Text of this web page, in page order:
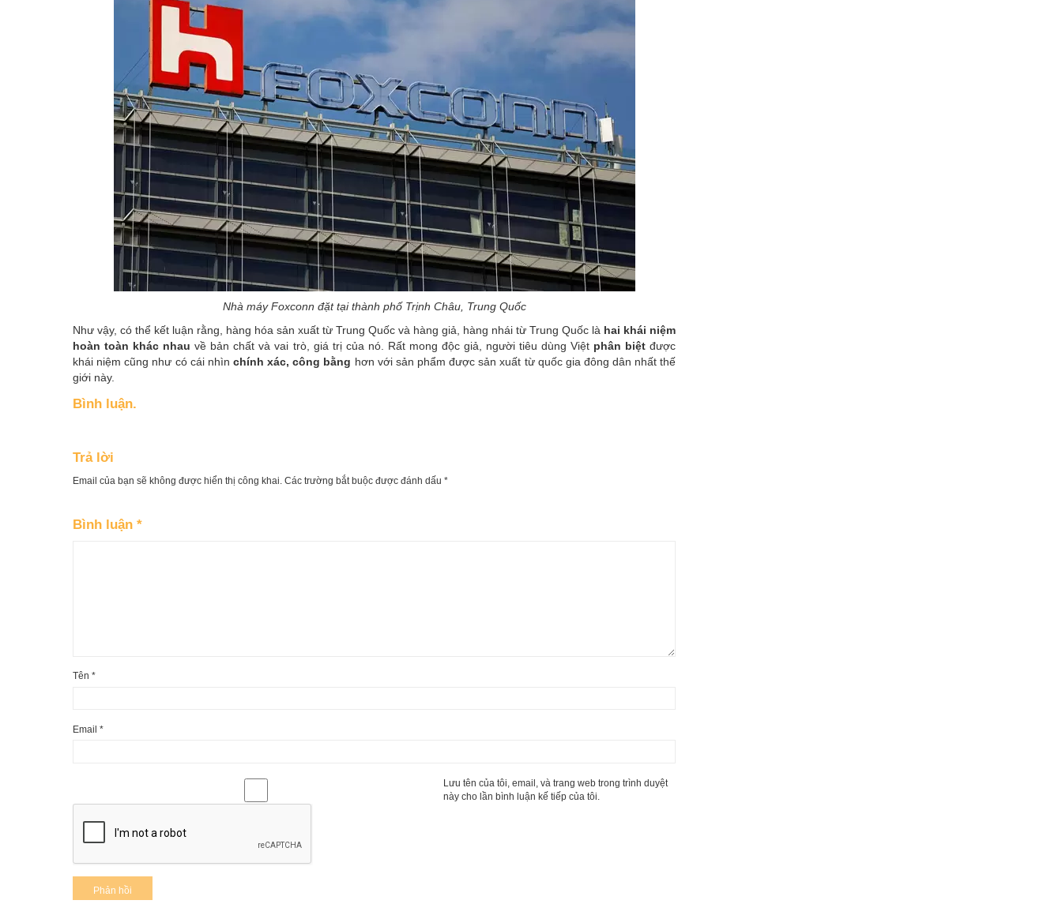
Nhà máy Foxconn đặt tại thành phố Trịnh Châu, Trung Quốc
Như vậy, có thể kết luận rằng, hàng hóa sản xuất từ Trung Quốc và hàng giả, hàng nhái từ Trung Quốc là hai khái niệm
hoàn toàn khác nhau về bản chất và vai trò, giá trị của nó. Rất mong độc giả, người tiêu dùng Việt phân biệt được
khái niệm cũng như có cái nhìn chính xác, công bằng hơn với sản phẩm được sản xuất từ quốc gia đông dân nhất thế
giới này.
Bình luận.
Trả lời
Email của bạn sẽ không được hiển thị công khai. Các trường bắt buộc được đánh dấu *
Bình luận *
Tên *
Email *
Lưu tên của tôi, email, và trang web trong trình duyệt
này cho lần bình luận kế tiếp của tôi.